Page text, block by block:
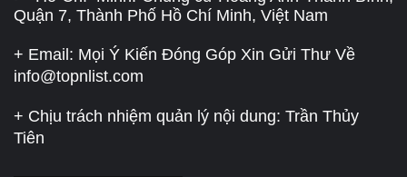
Quận 7, Thành Phố Hồ Chí Minh, Việt Nam
+ Email: Mọi Ý Kiến Đóng Góp Xin Gửi Thư Về
info@topnlist.com
+ Chịu trách nhiệm quản lý nội dung: Trần Thủy
Tiên